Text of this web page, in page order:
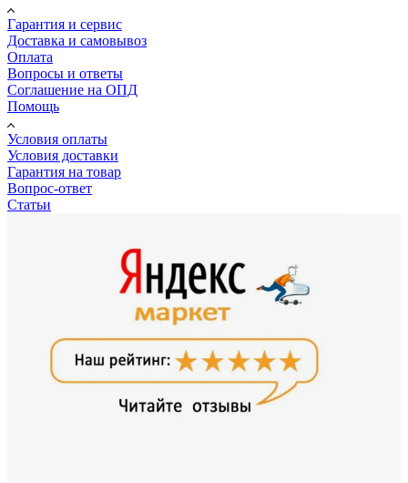
Гарантия и сервис
Доставка и самовывоз
Оплата
Вопросы и ответы
Соглашение на ОПД
Помощь
Условия оплаты
Условия доставки
Гарантия на товар
Вопрос-ответ
Статьи